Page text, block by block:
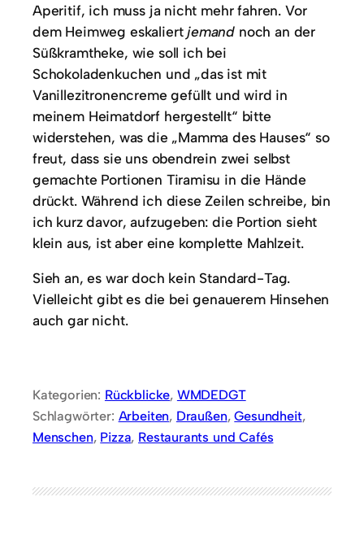
Aperitif, ich muss ja nicht mehr fahren. Vor
dem Heimweg eskaliertjemand noch an der
Süßkramtheke, wie soll ich bei
Schokoladenkuchen und „das ist mit
Vanillezitronencreme gefüllt und wird in
meinem Heimatdorf hergestellt“ bitte
widerstehen, was die „Mamma des Hauses“ so
freut, dass sie uns obendrein zwei selbst
gemachte Portionen Tiramisu in die Hände
drückt. Während ich diese Zeilen schreibe, bin
ich kurz davor, aufzugeben: die Portion sieht
klein aus, ist aber eine komplette Mahlzeit.
Sieh an, es war doch kein Standard-Tag.
Vielleicht gibt es die bei genauerem Hinsehen
auch gar nicht.
Kategorien: Rückblicke, WMDEDGT
Schlagwörter: Arbeiten, Draußen, Gesundheit ,
Menschen, Pizza, Restaurants und Cafés